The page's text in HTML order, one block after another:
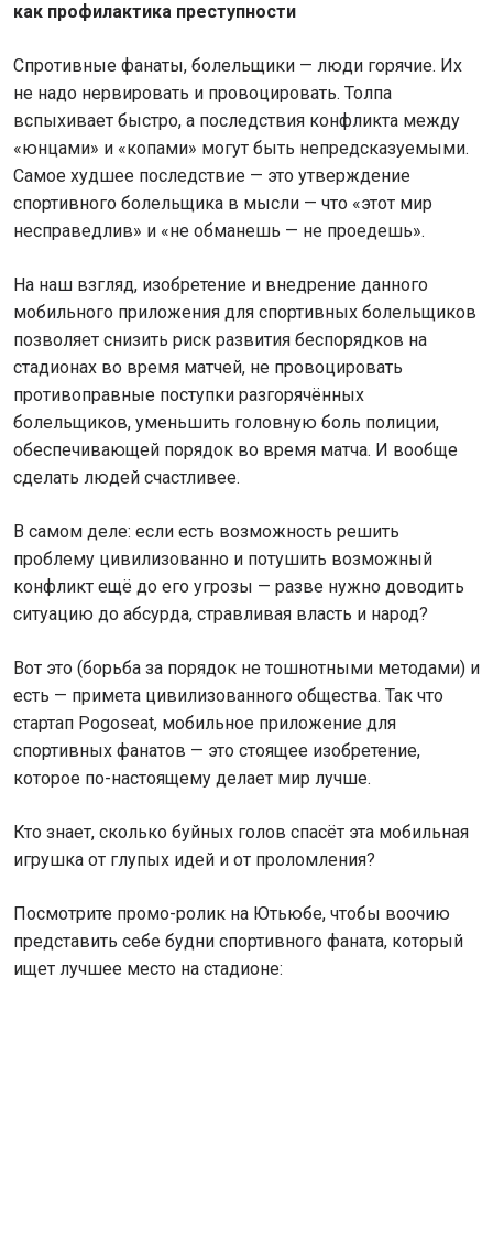
как профилактика преступности
Спротивные фанаты, болельщики — люди горячие. Их
не надо нервировать и провоцировать. Толпа
вспыхивает быстро, а последствия конфликта между
«юнцами» и «копами» могут быть непредсказуемыми.
Самое худшее последствие — это утверждение
спортивного болельщика в мысли — что «этот мир
несправедлив» и «не обманешь — не проедешь».
На наш взгляд, изобретение и внедрение данного
мобильного приложения для спортивных болельщиков
позволяет снизить риск развития беспорядков на
стадионах во время матчей, не провоцировать
противоправные поступки разгорячённых
болельщиков, уменьшить головную боль полиции,
обеспечивающей порядок во время матча. И вообще
сделать людей счастливее.
В самом деле: если есть возможность решить
проблему цивилизованно и потушить возможный
конфликт ещё до его угрозы — разве нужно доводить
ситуацию до абсурда, стравливая власть и народ?
Вот это (борьба за порядок не тошнотными методами) и
есть — примета цивилизованного общества. Так что
стартап Pogoseat, мобильное приложение для
спортивных фанатов — это стоящее изобретение,
которое по-настоящему делает мир лучше.
Кто знает, сколько буйных голов спасёт эта мобильная
игрушка от глупых идей и от проломления?
Посмотрите промо-ролик на Ютьюбе, чтобы воочию
представить себе будни спортивного фаната, который
ищет лучшее место на стадионе: